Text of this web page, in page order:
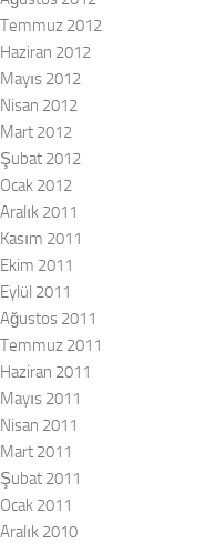
Temmuz 2012
Haziran 2012
Mayıs 2012
Nisan 2012
Mart 2012
Şubat 2012
Ocak 2012
Aralık 2011
Kasım 2011
Ekim 2011
Eylül 2011
Ağustos 2011
Temmuz 2011
Haziran 2011
Mayıs 2011
Nisan 2011
Mart 2011
Şubat 2011
Ocak 2011
Aralık 2010